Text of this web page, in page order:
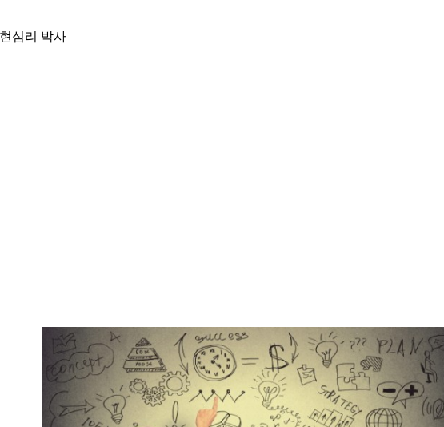
심리 박사